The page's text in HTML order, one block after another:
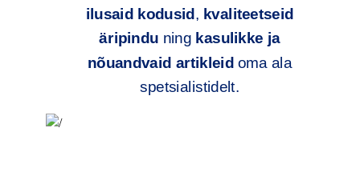
ilusaid kodusid, kvaliteetseid
äripindu ning kasulikke ja
nõuandvaid artikleidoma ala
spetsialistidelt.